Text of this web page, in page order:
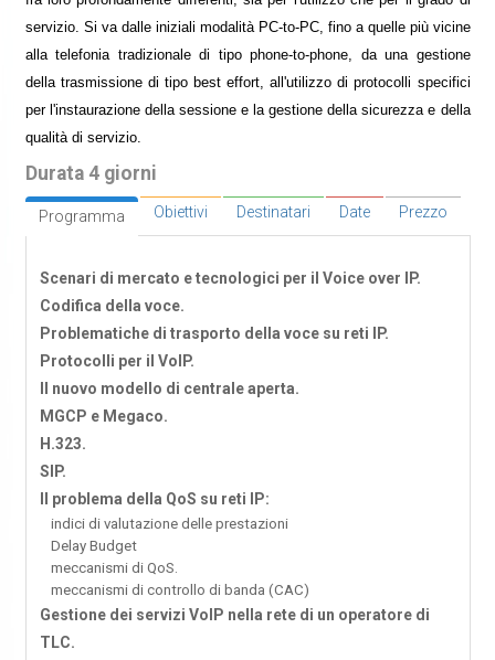
servizio. Si va dalle iniziali modalità PC-to-PC, fino a quelle più vicine
alla telefonia tradizionale di tipo phone-to-phone, da una gestione
della trasmissione di tipo best effort, all'utilizzo di protocolli specifici
per l'instaurazione della sessione e la gestione della sicurezza e della
qualità di servizio.
Durata 4 giorni
Programma Obiettivi Destinatari Date Prezzo
Scenari di mercato e tecnologici per il Voice over IP.
Codifica della voce.
Problematiche di trasporto della voce su reti IP.
Protocolli per il VoIP.
Il nuovo modello di centrale aperta.
MGCP e Megaco.
H.323.
SIP.
Il problema della QoS su reti IP:
indici di valutazione delle prestazioni
Delay Budget
meccanismi di QoS.
meccanismi di controllo di banda (CAC)
Gestione dei servizi VoIP nella rete di un operatore di
TLC.